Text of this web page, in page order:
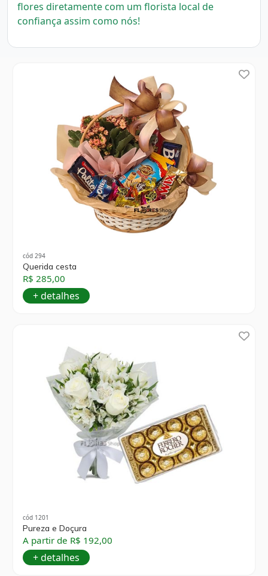
flores diretamente com um florista local de
confiança assim como nós!
cód 294
Querida cesta
R$ 285,00
+ detalhes
cód 1201
Pureza e Doçura
A partir de R$ 192,00
+ detalhes